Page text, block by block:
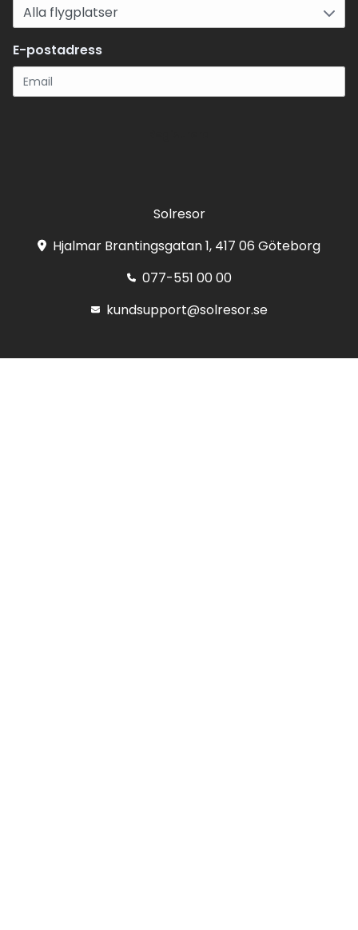
E-postadress
Solresor
Hjalmar Brantingsgatan 1, 417 06 Göteborg
077-551 00 00
kundsupport@solresor.se